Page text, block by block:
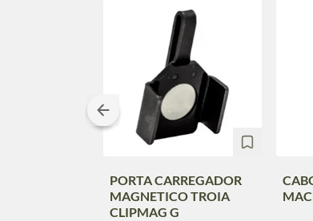
PORTA CARREGADOR
MAGNETICO TROIA
CLIPMAG G